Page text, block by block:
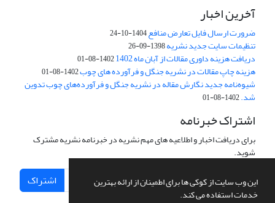
این وب سایت از کوکی ها برای اطمینان از ارائه بهترین
خدمات استفاده می کند.
آخرین اخبار
ضرورت ارسال فایل تعارض منافع1404-10-24
تنظیمات سایت جدید نشریه1398-09-26
دریافت هزینه داوری مقالات از آبان ماه 1402 1402-08-01
هزینه چاپ مقالات در نشریه جنگل و فرآورده های چوب1402-08-01
شیوه‌نامه جدید نگارش مقاله در نشریه جنگل و فرآورده‌های چوب تدوین
شد.1402-08-01
اشتراک خبرنامه
برای دریافت اخبار و اطلاعیه های مهم نشریه در خبرنامه نشریه مشترک
شوید.
اشتراک